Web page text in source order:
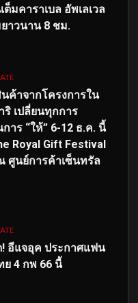
ต็มคาราเบล อัพเลเวล
าวนาน 8 ชม.
ค้าจากโครงการใน
ริ เปลี่ยนทุกการ
การ “ให้” 6-12 ธ.ค. นี้
Royal Gift Festival
ศูนย์การค้าเซ็นทรัล
! อีแจอุค ประกาศแฟน
ย 4 กพ 66 นี้